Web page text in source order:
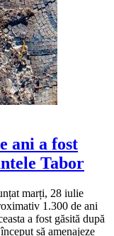
ani a fost
Tabor
marți, 28 iulie
1.300 de ani
a fost găsită după
să amenajeze